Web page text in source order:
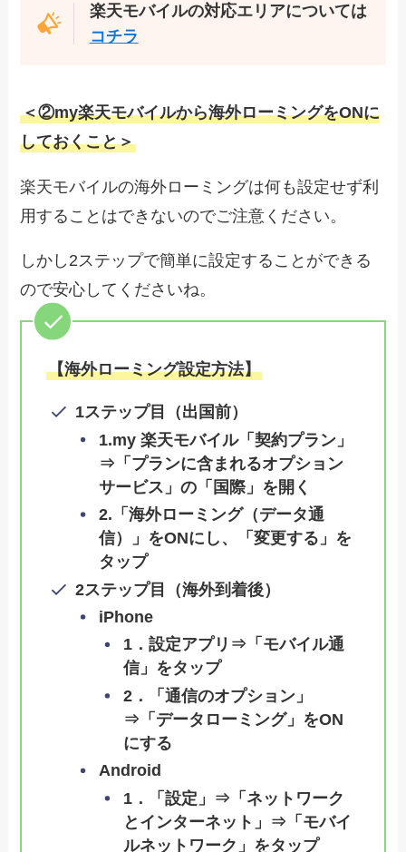
楽天モバイルの対応エリアについては
コチラ
＜②my楽天モバイルから海外ローミングをONに
しておくこと＞
楽天モバイルの海外ローミングは何も設定せず利
用することはできないのでご注意ください。
しかし2ステップで簡単に設定することができる
ので安心してくださいね。
【海外ローミング設定方法】
1ステップ目（出国前）
1.my 楽天モバイル「契約プラン」
⇒「プランに含まれるオプション
サービス」の「国際」を開く
2.「海外ローミング（データ通
信）」をONにし、「変更する」を
タップ
2ステップ目（海外到着後）
iPhone
1．設定アプリ⇒「モバイル通
信」をタップ
2．「通信のオプション」
⇒「データローミング」をON
にする
Android
1．「設定」⇒「ネットワーク
とインターネット」⇒「モバイ
ルネットワーク」をタップ